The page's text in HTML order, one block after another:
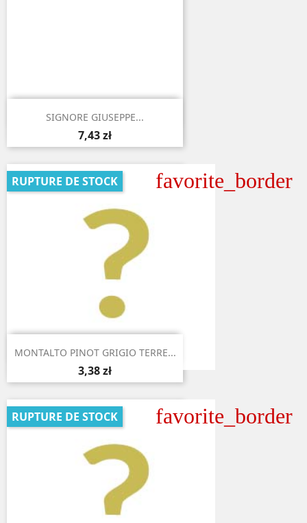
 Aperçu rapide
SIGNORE GIUSEPPE...
7,43 zł
favorite_border
 Aperçu rapide
MONTALTO PINOT GRIGIO TERRE...
3,38 zł
RUPTURE DE STOCK
favorite_border
RUPTURE DE STOCK